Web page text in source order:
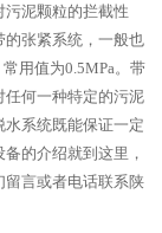
泥颗粒的拦截性
的张紧系统，一般也
用值为0.5MPa。带
任何一种特定的污泥
系统既能保证一定
的介绍就到这里，
留言或者电话联系陕